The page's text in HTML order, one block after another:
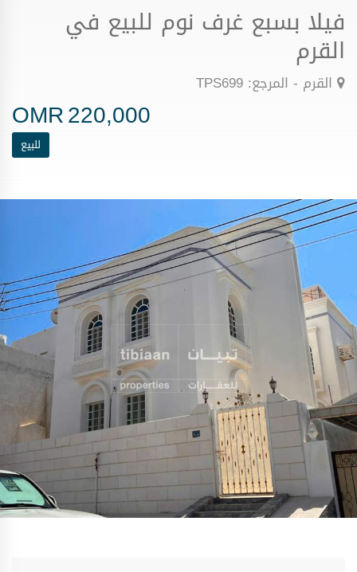
فيلا بسبع غرف نوم للبيع في
القرم
القرم - المرجع: TPS699
220,000
OMR
للبيع